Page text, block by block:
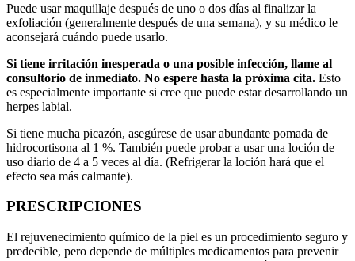
Puede usar maquillaje después de uno o dos días al finalizar la
exfoliación (generalmente después de una semana), y su médico le
aconsejará cuándo puede usarlo.
Si tiene irritación inesperada o una posible infección, llame al
consultorio de inmediato. No espere hasta la próxima cita. Esto
es especialmente importante si cree que puede estar desarrollando un
herpes labial.
Si tiene mucha picazón, asegúrese de usar abundante pomada de
hidrocortisona al 1 %. También puede probar a usar una loción de
uso diario de 4 a 5 veces al día. (Refrigerar la loción hará que el
efecto sea más calmante).
PRESCRIPCIONES
El rejuvenecimiento químico de la piel es un procedimiento seguro y
predecible, pero depende de múltiples medicamentos para prevenir